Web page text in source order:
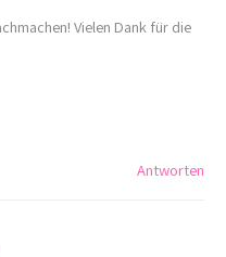
Vielen Dank für die
Antworten